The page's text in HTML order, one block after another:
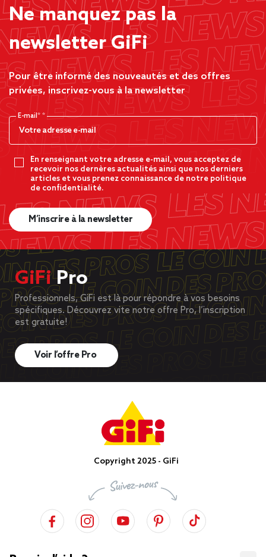
Ne manquez pas la
newsletter GiFi
Pour être informé des nouveautés et des offres
privées, inscrivez-vous à la newsletter
E-mail*
En renseignant votre adresse e-mail, vous acceptez de
recevoir nos dernères actualités ainsi que nos derniers
articles et vous prenez connaissance de notre politique
de confidentialité.
M’inscrire à la newsletter
GiFiPro
Professionnels, GiFi est là pour répondre à vos besoins
spécifiques. Découvrez vite notre offre Pro, l’inscription
est gratuite!
Voir l’offre Pro
Copyright 2025 - GiFi